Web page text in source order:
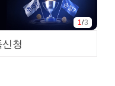
1/3
신청